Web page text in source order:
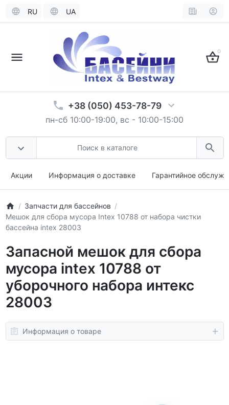
RU UA
0
+38 (050) 453-78-79
пн-сб 10:00-19:00, вс - 10:00-15:00
Акции Информация о доставке Гарантийное
Запчасти для бассейнов
Мешок для сбора мусора Intex 10788 от набора чистки
бассейна intex 28003
Запасной мешок для сбора
мусора intex 10788 от
уборочного набора интекс
28003
Информация о товаре